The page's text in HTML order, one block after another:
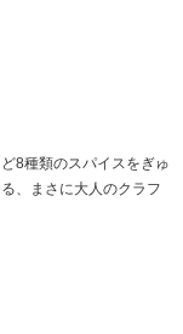
8種類のスパイスをぎゅ
、まさに大人のクラフ